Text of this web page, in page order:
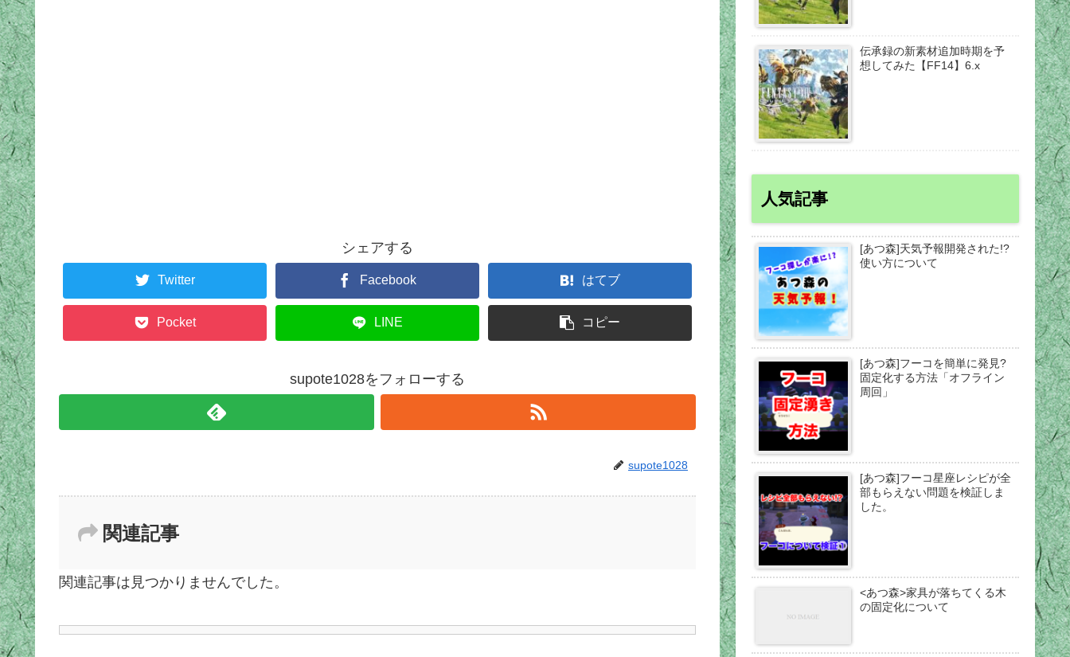
シェアする
Twitter Facebook はてブ
Pocket LINE コピー
supote1028をフォローする
supote1028
関連記事
関連記事は見つかりませんでした。
伝承録の新素材追加時期を予
想してみた【FF14】6.x
人気記事
[あつ森]天気予報開発された!?
使い方について
[あつ森]フーコを簡単に発見?
固定化する方法「オフライン
周回」
[あつ森]フーコ星座レシピが全
部もらえない問題を検証しま
した。
<あつ森>家具が落ちてくる木
の固定化について